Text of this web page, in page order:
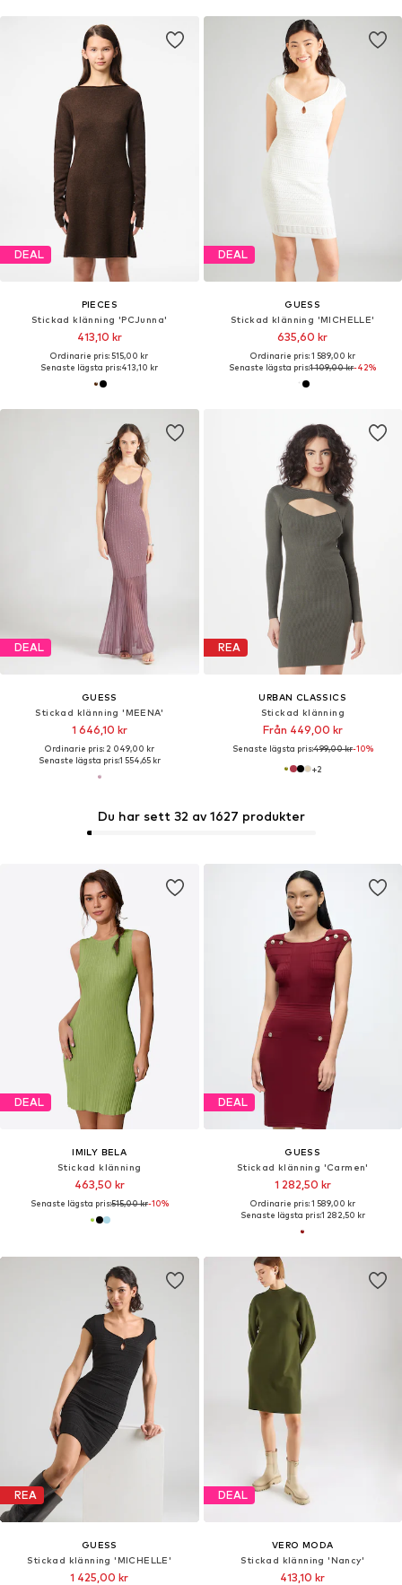
DEAL
PIECES
Stickad klänning 'PCJunna'
413,10 kr
Ordinarie pris: 515,00 kr
Senaste lägsta pris:413,10 kr
DEAL
GUESS
Stickad klänning 'MICHELLE'
635,60 kr
Ordinarie pris: 1 589,00 kr
Senaste lägsta pris:1 109,00 kr-42%
DEAL
GUESS
Stickad klänning 'MEENA'
1 646,10 kr
Ordinarie pris: 2 049,00 kr
Senaste lägsta pris:1 554,65 kr
REA
URBAN CLASSICS
Stickad klänning
Från 449,00 kr
Senaste lägsta pris:499,00 kr-10%
+2
DEAL
IMILY BELA
Stickad klänning
463,50 kr
Senaste lägsta pris:515,00 kr-10%
DEAL
GUESS
Stickad klänning 'Carmen'
1 282,50 kr
Ordinarie pris: 1 589,00 kr
Senaste lägsta pris:1 282,50 kr
REA
GUESS
Stickad klänning 'MICHELLE'
1 425,00 kr
DEAL
VERO MODA
Stickad klänning 'Nancy'
413,10 kr
Du har sett 32 av 1627 produkter